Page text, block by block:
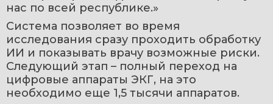
нас по всей республике.»
Система позволяет во время
исследования сразу проходить обработку
ИИ и показывать врачу возможные риски.
Следующий этап – полный переход на
цифровые аппараты ЭКГ, на это
необходимо еще 1,5 тысячи аппаратов.